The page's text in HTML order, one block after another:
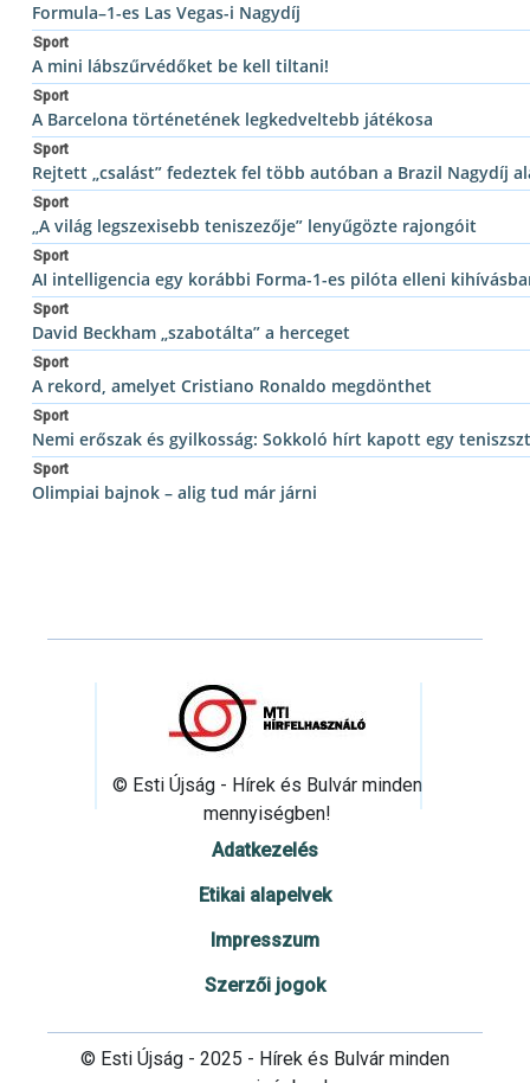
Formula–1-es Las Vegas-i Nagydíj
Sport
A mini lábszűrvédőket be kell tiltani!
Sport
A Barcelona történetének legkedveltebb játékosa
Sport
Rejtett „csalást” fedeztek fel több autóban a Brazil Nagydíj
Sport
„A világ legszexisebb teniszezője” lenyűgözte rajongóit
Sport
AI intelligencia egy korábbi Forma-1-es pilóta elleni
Sport
David Beckham „szabotálta” a herceget
Sport
A rekord, amelyet Cristiano Ronaldo megdönthet
Sport
Nemi erőszak és gyilkosság: Sokkoló hírt kapott egy
Sport
Olimpiai bajnok – alig tud már járni
© Esti Újság - Hírek és Bulvár minden
mennyiségben!
Adatkezelés
Etikai alapelvek
Impresszum
Szerzői jogok
© Esti Újság - 2025 - Hírek és Bulvár minden